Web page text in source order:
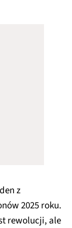
z
2025 roku.
rewolucji, ale